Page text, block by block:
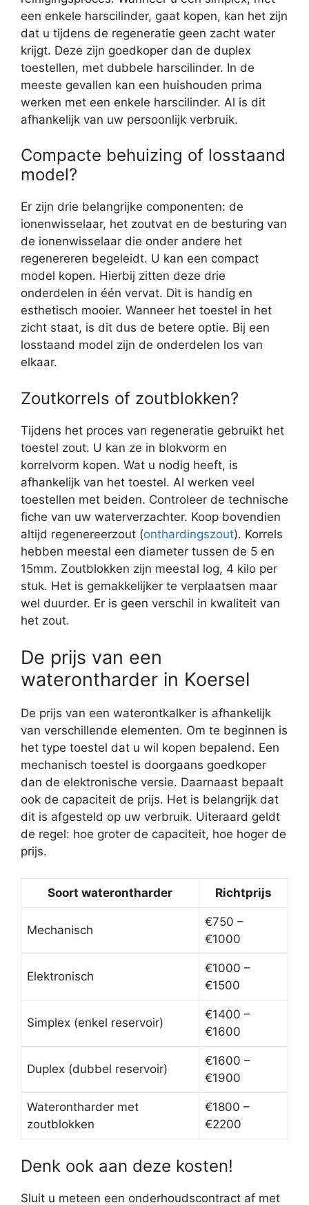
een enkele harscilinder, gaat kopen, kan het zijn
dat u tijdens de regeneratie geen zacht water
krijgt. Deze zijn goedkoper dan de duplex
toestellen, met dubbele harscilinder. In de
meeste gevallen kan een huishouden prima
werken met een enkele harscilinder. Al is dit
afhankelijk van uw persoonlijk verbruik.
Compacte behuizing of losstaand
model?
Er zijn drie belangrijke componenten: de
ionenwisselaar, het zoutvat en de besturing van
de ionenwisselaar die onder andere het
regenereren begeleidt. U kan een compact
model kopen. Hierbij zitten deze drie
onderdelen in één vervat. Dit is handig en
esthetisch mooier. Wanneer het toestel in het
zicht staat, is dit dus de betere optie. Bij een
losstaand model zijn de onderdelen los van
elkaar.
Zoutkorrels of zoutblokken?
Tijdens het proces van regeneratie gebruikt het
toestel zout. U kan ze in blokvorm en
korrelvorm kopen. Wat u nodig heeft, is
afhankelijk van het toestel. Al werken veel
toestellen met beiden. Controleer de technische
fiche van uw waterverzachter. Koop bovendien
altijd regenereerzout (onthardingszout). Korrels
hebben meestal een diameter tussen de 5 en
15mm. Zoutblokken zijn meestal log, 4 kilo per
stuk. Het is gemakkelijker te verplaatsen maar
wel duurder. Er is geen verschil in kwaliteit van
het zout.
De prijs van een
waterontharder in Koersel
De prijs van een waterontkalker is afhankelijk
van verschillende elementen. Om te beginnen is
het type toestel dat u wil kopen bepalend. Een
mechanisch toestel is doorgaans goedkoper
dan de elektronische versie. Daarnaast bepaalt
ook de capaciteit de prijs. Het is belangrijk dat
dit is afgesteld op uw verbruik. Uiteraard geldt
de regel: hoe groter de capaciteit, hoe hoger de
prijs.
Soort waterontharder Richtprijs
Mechanisch
€750 –
€1000
Elektronisch
€1000 –
€1500
Simplex (enkel reservoir)
€1400 –
€1600
Duplex (dubbel reservoir)
€1600 –
€1900
Waterontharder met
zoutblokken
€1800 –
€2200
Denk ook aan deze kosten!
Sluit u meteen een onderhoudscontract af met